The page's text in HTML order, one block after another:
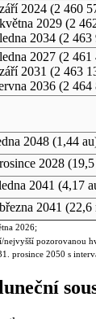
2024(2 460
2029(2
2034(2 463
2027(2 461
2031 (2 463
2036(2 464
2048(1,44
2028(19,5
2041 (4,17
2041 (22,6
2026;
pozorovanou
prosince 2050 s